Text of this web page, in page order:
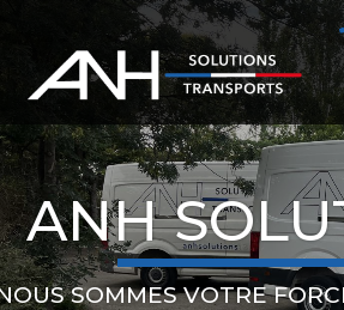
ANH
SOMMES VOTRE